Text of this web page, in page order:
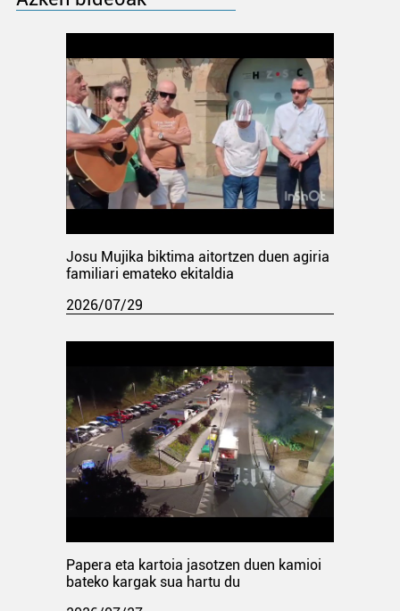
Josu Mujika biktima aitortzen duen agiria
familiari emateko ekitaldia
2026/07/29
Papera eta kartoia jasotzen duen kamioi
bateko kargak sua hartu du